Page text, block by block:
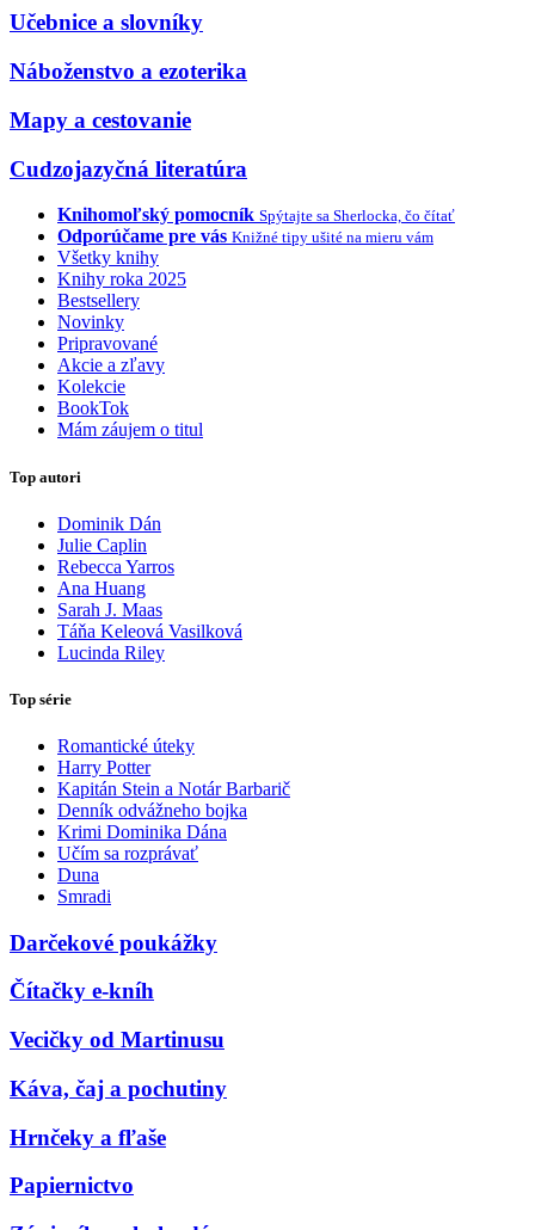
Učebnice a slovníky
Náboženstvo a ezoterika
Mapy a cestovanie
Cudzojazyčná literatúra
Knihomoľský pomocník Spýtajte sa Sherlocka, čo čítať
Odporúčame pre vás Knižné tipy ušité na mieru vám
Všetky knihy
Knihy roka 2025
Bestsellery
Novinky
Pripravované
Akcie a zľavy
Kolekcie
BookTok
Mám záujem o titul
Top autori
Dominik Dán
Julie Caplin
Rebecca Yarros
Ana Huang
Sarah J. Maas
Táňa Keleová Vasilková
Lucinda Riley
Top série
Romantické úteky
Harry Potter
Kapitán Stein a Notár Barbarič
Denník odvážneho bojka
Krimi Dominika Dána
Učím sa rozprávať
Duna
Smradi
Darčekové poukážky
Čítačky e-kníh
Vecičky od Martinusu
Káva, čaj a pochutiny
Hrnčeky a fľaše
Papiernictvo